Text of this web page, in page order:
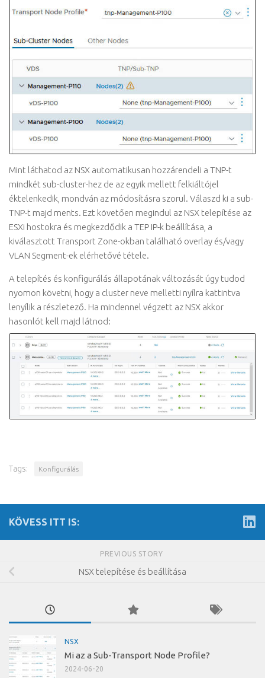
Mint láthatod az NSX automatikusan hozzárendeli a TNP-t
mindkét sub-cluster-hez de az egyik mellett felkiáltójel
éktelenkedik, mondván az módosításra szorul. Válaszd ki a sub-
TNP-t majd ments. Ezt követően megindul az NSX telepítése az
ESXi hostokra és megkezdődik a TEP IP-k beállítása, a
kiválasztott Transport Zone-okban található overlay és/vagy
VLAN Segment-ek elérhetővé tétele.
A telepítés és konfigurálás állapotának változását úgy tudod
nyomon követni, hogy a cluster neve melletti nyílra kattintva
lenyílik a részletező. Ha mindennel végzett az NSX akkor
hasonlót kell majd látnod:
Tags: Konfigurálás
KÖVESS ITT IS:
PREVIOUS STORY
NSX telepítése és beállítása
NSX
Mi az a Sub-Transport Node Profile?
2024-06-20